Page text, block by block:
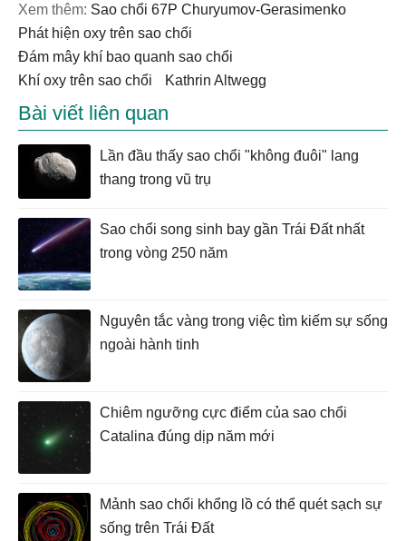
Xem thêm:
sao chổi 67P Churyumov-Gerasimenko
phát hiện oxy trên sao chổi
đám mây khí bao quanh sao chổi
khí oxy trên sao chổi
Kathrin Altwegg
Bài viết liên quan
Lần đầu thấy sao chổi "không đuôi" lang
thang trong vũ trụ
Sao chổi song sinh bay gần Trái Đất nhất
trong vòng 250 năm
Nguyên tắc vàng trong việc tìm kiếm sự sống
ngoài hành tinh
Chiêm ngưỡng cực điểm của sao chổi
Catalina đúng dịp năm mới
Mảnh sao chổi khổng lồ có thể quét sạch sự
sống trên Trái Đất